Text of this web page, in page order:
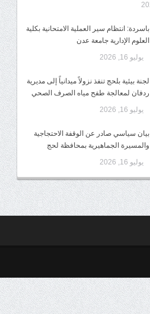
باسردة: انتظام سير العملية الامتحانية بكلية
العلوم الإدارية جامعة عدن
يوليو 16, 2026
لجنة بيئية بلحج تنفذ نزولاً ميدانياً إلى مديرية
ردفان لمعالجة طفح مياه الصرف الصحي
يوليو 16, 2026
بيان سياسي صادر عن الوقفة الاحتجاجية
والمسيرة الجماهيرية بمحافظة لحج
يوليو 16, 2026